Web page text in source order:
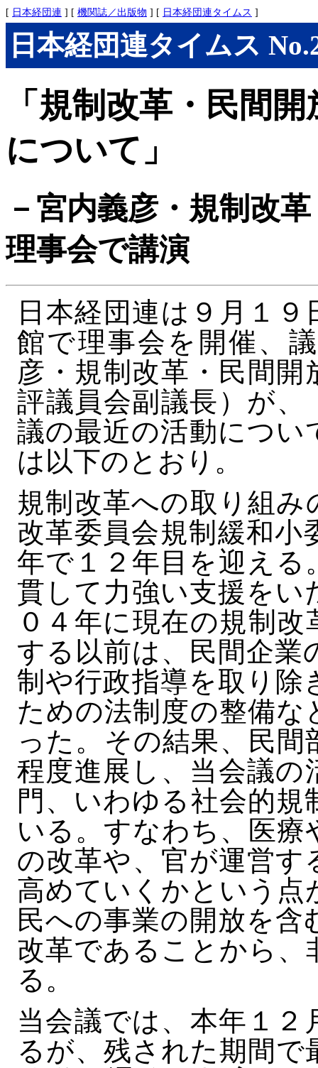
[ 日本経団連 ] [ 機関誌／出版物 ] [ 日本経団連タイムス ]
日本経団連タイムス
「規制改革・民間
について」
－宮内義彦・規制改
理事会で講演
日本経団連は９月１
館で理事会を開催、
彦・規制改革・民間
評議員会副議長）が、
議の最近の活動につい
は以下のとおり。
規制改革への取り組
改革委員会規制緩和小
年で１２年目を迎える
貫して力強い支援をい
０４年に現在の規制
する以前は、民間企業
制や行政指導を取り除
ための法制度の整備
った。その結果、民
程度進展し、当会議の
門、いわゆる社会的
いる。すなわち、医
の改革や、官が運営す
高めていくかという点
民への事業の開放を
改革であることから、
る。
当会議では、本年１
るが、残された期間